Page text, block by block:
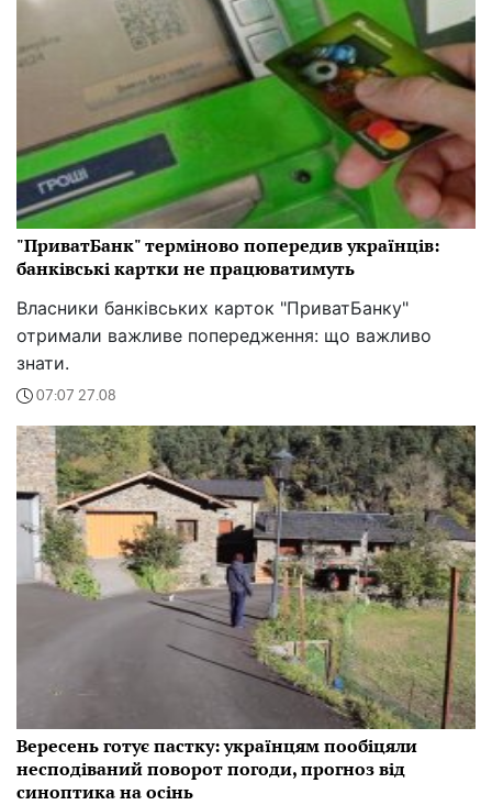
"ПриватБанк" терміново попередив українців:
банківські картки не працюватимуть
Власники банківських карток "ПриватБанку"
отримали важливе попередження: що важливо
знати.
07:07 27.08
Вересень готує пастку: українцям пообіцяли
несподіваний поворот погоди, прогноз від
синоптика на осінь